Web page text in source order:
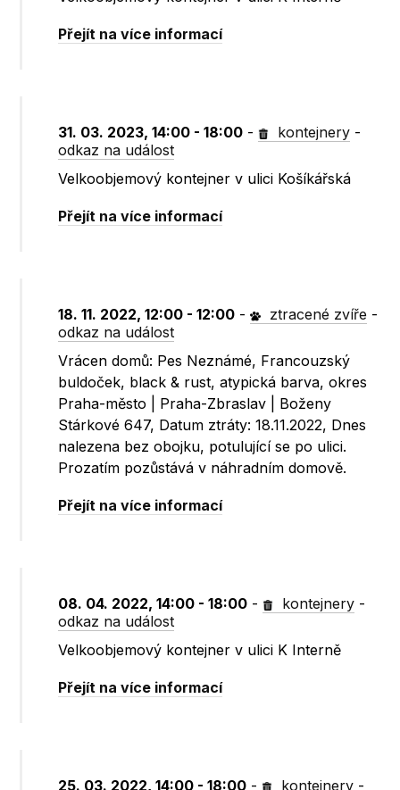
Přejít na více informací
31. 03. 2023, 14:00 - 18:00 - kontejnery -
odkaz na událost
Velkoobjemový kontejner v ulici Košíkářská
Přejít na více informací
18. 11. 2022, 12:00 - 12:00 - ztracené zvíře -
odkaz na událost
Vrácen domů: Pes Neznámé, Francouzský
buldoček, black & rust, atypická barva, okres
Praha-město | Praha-Zbraslav | Boženy
Stárkové 647, Datum ztráty: 18.11.2022, Dnes
nalezena bez obojku, potulující se po ulici.
Prozatím pozůstává v náhradním domově.
Přejít na více informací
08. 04. 2022, 14:00 - 18:00 - kontejnery -
odkaz na událost
Velkoobjemový kontejner v ulici K Interně
Přejít na více informací
25. 03. 2022, 14:00 - 18:00 - kontejnery -